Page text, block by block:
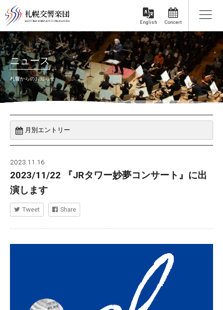
Concert
English
ニュース
札響からのお知らせ
2023.11.16
2023/11/22 『JRタワー妙夢コンサート』に出
演します
Tweet Share